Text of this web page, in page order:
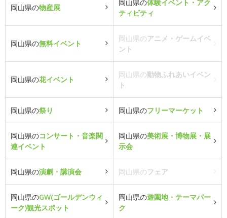
岡山県の物産展
岡山県の体験イベント・アク
ティビティ
岡山県の無料イベント
岡山県のアニメ・ゲームイベ
ント
岡山県の花イベント
岡山県の動物ふれあいイベン
ト
岡山県の祭り 岡山県のフリーマーケット
岡山県のコンサート・音楽関
連イベント
岡山県の美術展・博物展・展
示会
岡山県の演劇・講演会 岡山県のフェア
岡山県のGW(ゴールデンウィ
ーク)観光スポット
岡山県の遊園地・テーマパー
ク